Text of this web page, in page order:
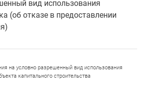
вид использования
(об отказе в предоставлении
на условно разрешенный вид использования
капитального строительства